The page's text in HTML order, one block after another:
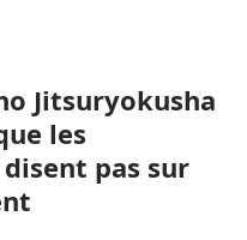
Jitsuryokusha
les
pas sur